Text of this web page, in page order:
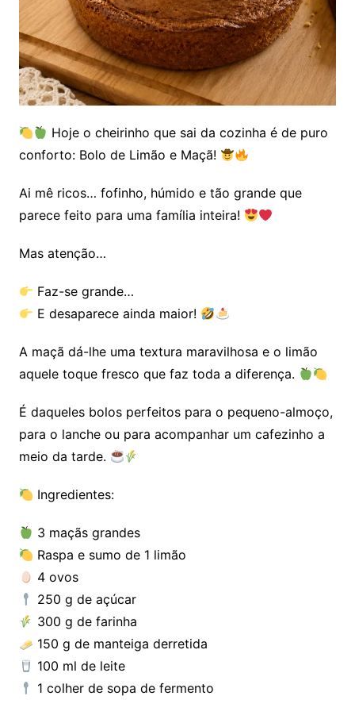
Hoje o cheirinho que sai da cozinha é de puro
conforto: Bolo de Limão e Maçã!
Ai mê ricos… fofinho, húmido e tão grande que
parece feito para uma família inteira!
Mas atenção…
Faz-se grande…
E desaparece ainda maior!
A maçã dá-lhe uma textura maravilhosa e o limão
aquele toque fresco que faz toda a diferença.
É daqueles bolos perfeitos para o pequeno-almoço,
para o lanche ou para acompanhar um cafezinho a
meio da tarde.
Ingredientes:
3 maçãs grandes
Raspa e sumo de 1 limão
4 ovos
250 g de açúcar
300 g de farinha
150 g de manteiga derretida
100 ml de leite
1 colher de sopa de fermento